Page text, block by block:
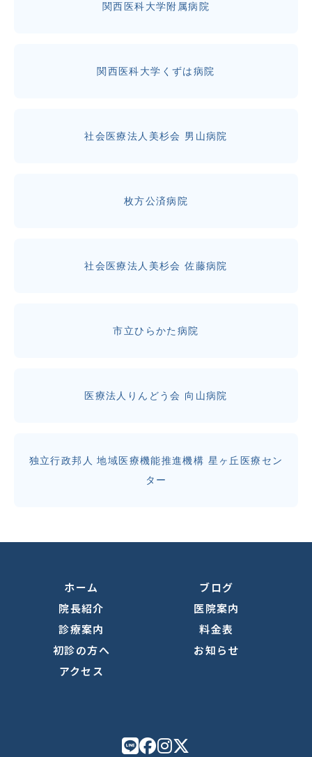
関西医科大学附属病院
関西医科大学くずは病院
社会医療法人美杉会 男山病院
枚方公済病院
社会医療法人美杉会 佐藤病院
市立ひらかた病院
医療法人りんどう会 向山病院
独立行政邦人 地域医療機能推進機構 星ヶ丘医療セン
ター
ホーム
ブログ
院長紹介
医院案内
診療案内
料金表
初診の方へ
お知らせ
アクセス